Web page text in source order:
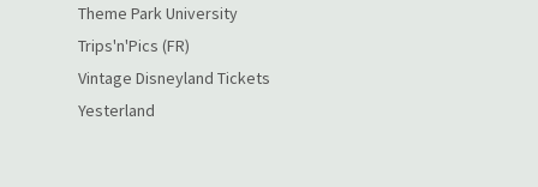
Theme Park University
Trips'n'Pics (FR)
Vintage Disneyland Tickets
Yesterland